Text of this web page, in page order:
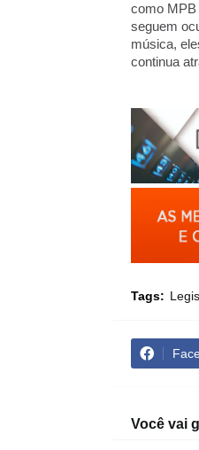
como MPB
seguem
música,
continua
Tags:
Você vai